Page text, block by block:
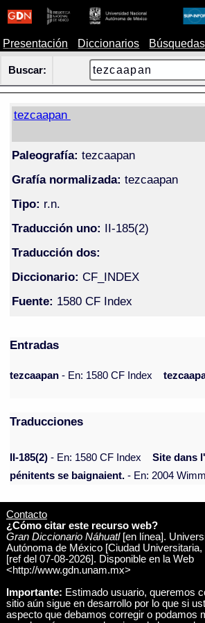
Presentación Diccionarios Búsquedas
Buscar:
tezcaapan
Paleografía: tezcaapan
Grafía normalizada: tezcaapan
Tipo: r.n.
Traducción uno: II-185(2)
Traducción dos:
Diccionario: CF_INDEX
Fuente: 1580 CF Index
Entradas
tezcaapan- En: 1580 CF Index
Traducciones
II-185(2) - En: 1580 CF Index
Site dans
pénitents se baignaient. - En: 2004
Contacto
¿Cómo citar este recurso web?
Gran Diccionario Náhuatl[en línea].
Autónoma de México [Ciudad
[ref del 07-08-2026]. Disponible en la Web
<http://www.gdn.unam.mx>
Importante: Estimado usuario, queremos
sitio aún sigue en desarrollo por lo que si
aspecto que debamos corregir o podamos